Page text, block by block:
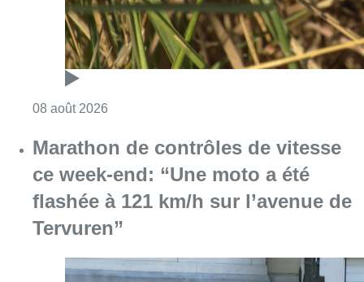
08 août 2026
Marathon de contrôles de vitesse
ce week-end: “Une moto a été
flashée à 121 km/h sur l’avenue de
Tervuren”